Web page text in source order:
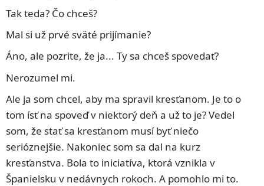
Tak teda? Čo chceš?
Mal si už prvé sväté prijímanie?
Áno, ale pozrite, že ja... Ty sa chceš spovedať?
Nerozumel mi.
Ale ja som chcel, aby ma spravil kresťanom. Je to o
tom ísť na spoveď v niektorý deň a už to je? Vedel
som, že stať sa kresťanom musí byť niečo
serióznejšie. Nakoniec som sa dal na kurz
kresťanstva. Bola to iniciatíva, ktorá vznikla v
Španielsku v nedávnych rokoch. A pomohlo mi to.